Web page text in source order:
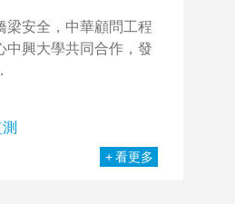
梁安全，中華顧問工程
中興大學共同合作，發
看更多